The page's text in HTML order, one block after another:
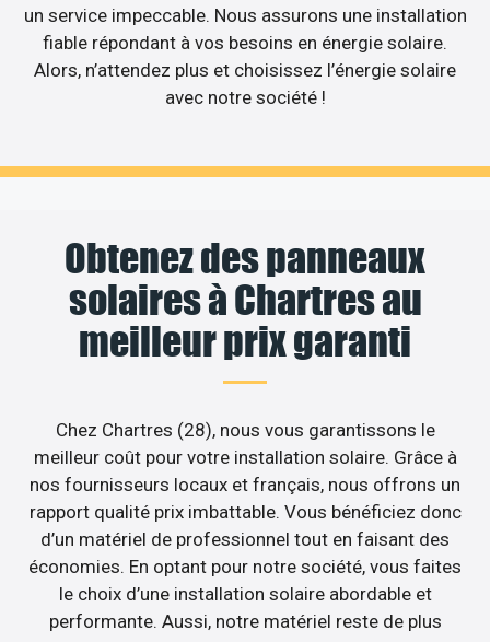
un service impeccable. Nous assurons une installation
fiable répondant à vos besoins en énergie solaire.
Alors, n’attendez plus et choisissez l’énergie solaire
avec notre société !
Obtenez des panneaux
solaires à Chartres au
meilleur prix garanti
Chez Chartres (28), nous vous garantissons le
meilleur coût pour votre installation solaire. Grâce à
nos fournisseurs locaux et français, nous offrons un
rapport qualité prix imbattable. Vous bénéficiez donc
d’un matériel de professionnel tout en faisant des
économies. En optant pour notre société, vous faites
le choix d’une installation solaire abordable et
performante. Aussi, notre matériel reste de plus